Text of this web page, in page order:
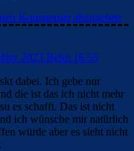
Kommentar abzugeben
2023 Beim 16:55
dabei. Ich gebe nur
die ist das ich nicht mehr
es schafft. Das ist nicht
ich wünsche mir natürlich
würde aber es sieht nicht